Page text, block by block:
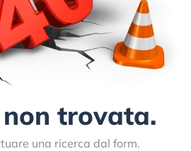
trovata.
una ricerca dal form.